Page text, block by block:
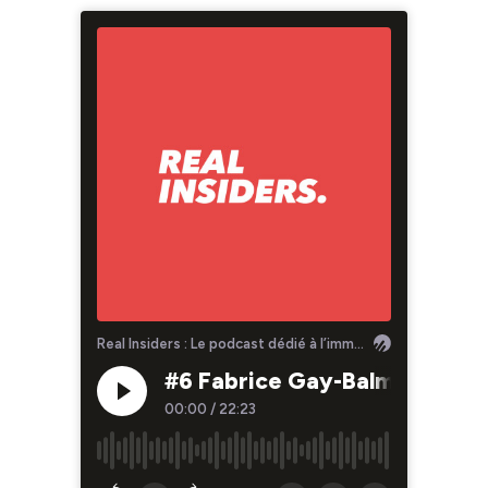
Real Insiders : Le podcast dédié à l’immobilier Suisse d’aujourd’hui et de demain.
#6 Fabrice Gay-Balmaz - Le
00:00 / 22:23